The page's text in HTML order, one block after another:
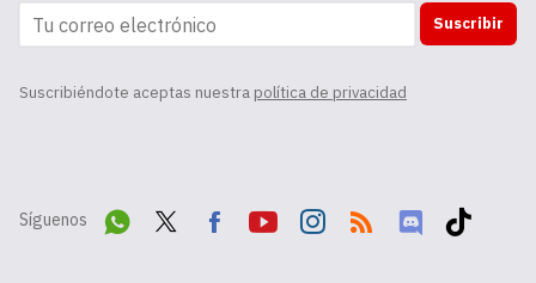
Suscribir
Suscribiéndote aceptas nuestra política de privacidad
Síguenos